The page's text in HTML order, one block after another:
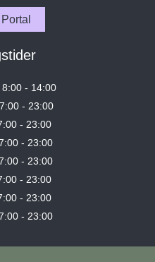
8:00 - 14:00
- 23:00
- 23:00
- 23:00
- 23:00
- 23:00
- 23:00
- 23:00